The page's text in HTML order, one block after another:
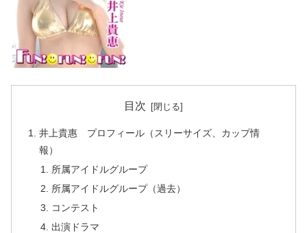
目次
井上貴惠 プロフィール（スリーサイズ、カップ情
報）
所属アイドルグループ
所属アイドルグループ（過去）
コンテスト
出演ドラマ